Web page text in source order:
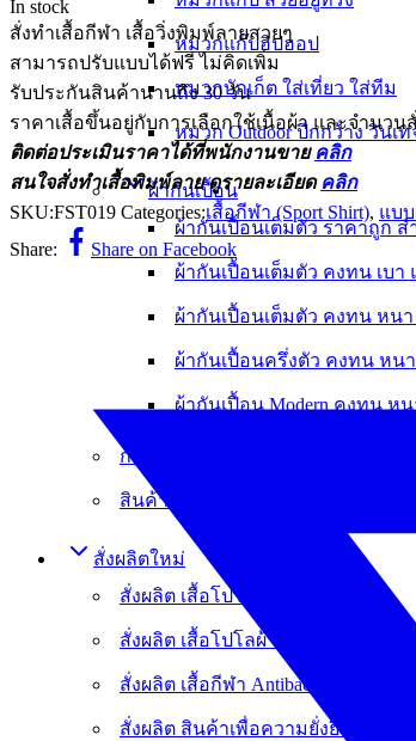
หมวกแก๊ปฮิปฮอป
หมวกบักเก็ต ใส่เที่ยว ใส่ทีม
หมวก Outdoor ปีกกว้าง วินเท
ผ้ากันเปื้อน
ผ้ากันเปื้อนเต็มตัว ราคาถูก
ผ้ากันเปื้อนเต็มตัว คงทน เบา
ผ้ากันเปื้อนเต็มตัว คงทน หน
ผ้ากันเปื้อนครึ่งตัว คงทน หน
ผ้ากันเปื้อน Modern คงทน ห
กระเป๋าผ้า
สินค้าราคาพิเศษ
สั่งผลิตใหม่
สั่งผลิต เสื้อโปโล เสื้อบริษัท
สั่งผลิต เสื้อโปโลผ้า Coolplus
สั่งผลิต เสื้อกีฬา Antibac
สั่งผลิต สินค้าเพื่อความยั่งยืน
In stock
สั่งทำเสื้อกีฬา เสื้อวิ่งพิมพ์ลายสวยๆ
สามารถปรับแบบได้ฟรี ไม่คิดเพิ่ม
รับประกันสินค้านานถึง 30 วัน
ราคาเสื้อขึ้นอยู่กับการเลือกใช้เนื้อผ้า และจำนวน
ติดต่อประเมินราคาได้ที่พนักงานขาย คลิก
สนใจสั่งทำเสื้อพิมพ์ลาย ดูรายละเอียด คลิก
SKU:FST019 Categories:เสื้อกีฬา (Sport Shirt), แบ
Share:
Share on Facebook